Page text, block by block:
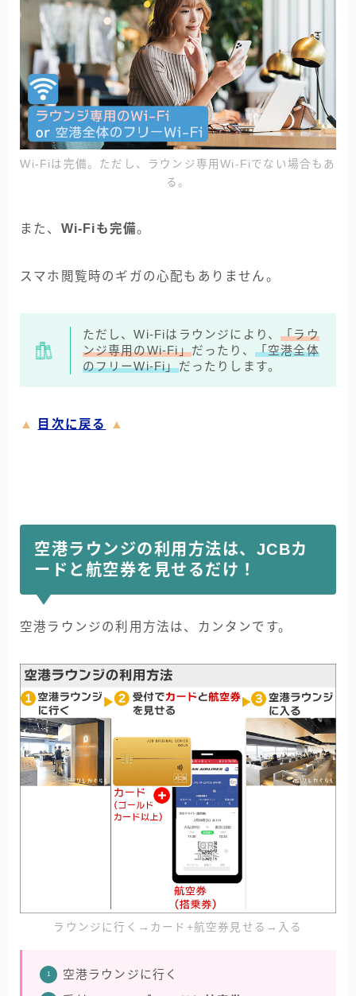
Wi-Fiは完備。ただし、ラウンジ専用Wi-Fiでない場合もあ
る。
また、 Wi-Fiも完備。
スマホ閲覧時のギガの心配もありません。
ただし、Wi-Fiはラウンジにより、「ラウ
ンジ専用のWi-Fi」だったり、 「空港全体
のフリーWi-Fi」だったりします。
▲ 目次に戻る ▲
空港ラウンジの利用方法は、JCBカ
ードと航空券を見せるだけ！
空港ラウンジの利用方法は、カンタンです。
ラウンジに行く→カード+航空券見せる→入る
空港ラウンジに行く